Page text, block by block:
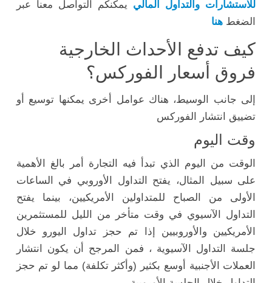
للاستشارات والتداول المالي يمكنكم التواصل معنا عبر
الضغط هنا
كيف تدفع الأحداث الخارجية
فروق أسعار الفوركس؟
إلى جانب الوسيط، هناك عوامل أخرى يمكنها توسيع أو
تضييق انتشار الفوركس
وقت اليوم
الوقت من اليوم الذي تبدأ فيه التجارة أمر بالغ الأهمية
على سبيل المثال، يفتح التداول الأوروبي في الساعات
الأولى من الصباح للمتداولين الأمريكيين، بينما يفتح
التداول الآسيوي في وقت متأخر من الليل للمستثمرين
الأمريكيين والأوروبيين إذا تم حجز تداول اليورو خلال
جلسة التداول الآسيوية ، فمن المرجح أن يكون انتشار
العملات الأجنبية أوسع بكثير (وأكثر تكلفة) مما لو تم حجز